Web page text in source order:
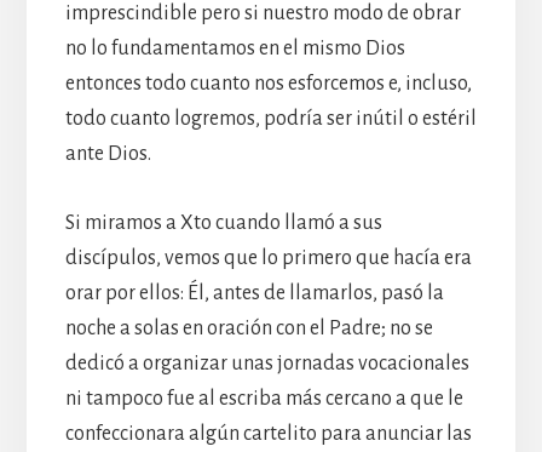
imprescindible pero si nuestro modo de obrar
no lo fundamentamos en el mismo Dios
entonces todo cuanto nos esforcemos e, incluso,
todo cuanto logremos, podría ser inútil o estéril
ante Dios.
Si miramos a Xto cuando llamó a sus
discípulos, vemos que lo primero que hacía era
orar por ellos: Él, antes de llamarlos, pasó la
noche a solas en oración con el Padre; no se
dedicó a organizar unas jornadas vocacionales
ni tampoco fue al escriba más cercano a que le
confeccionara algún cartelito para anunciar las